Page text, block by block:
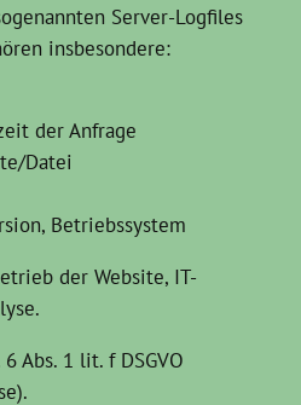
Server-Logfiles
insbesondere:
der Anfrage
Datei
Betriebssystem
der Website, IT-
Abs. 1 lit. f DSGVO